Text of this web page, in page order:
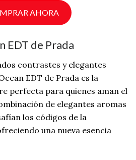
AHORA
EDT de Prada
contrastes y elegantes
EDT de Prada es la
perfecta para quienes aman el
de elegantes aromas
los códigos de la
una nueva esencia